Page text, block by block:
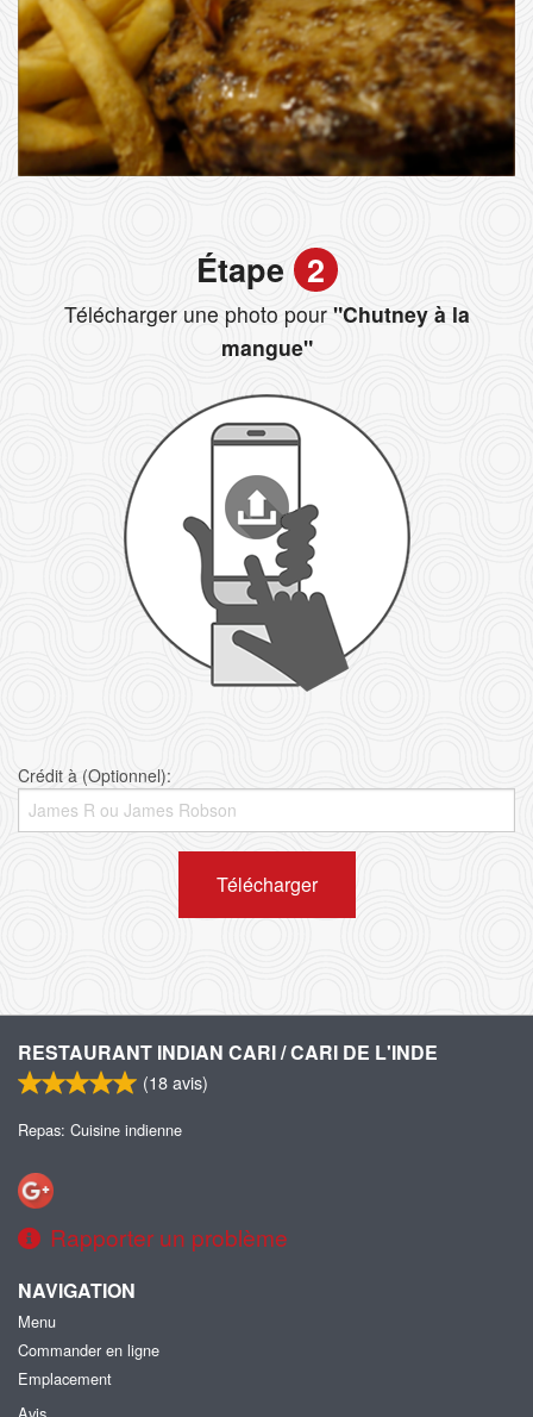
Étape 2
Télécharger une photo pour"Chutney à la
mangue"
Crédit à (Optionnel):
Télécharger
RESTAURANT INDIAN CARI / CARI DE L'INDE
(18avis)
Repas: Cuisine indienne
Rapporter un problème
NAVIGATION
Menu
Commander en ligne
Emplacement